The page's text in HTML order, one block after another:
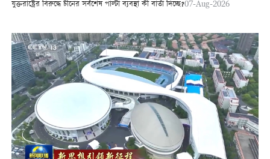
যুক্তরাষ্ট্রের বিরুদ্ধে চীনের সর্বশেষ পাল্টা ব্যবস্থা কী বার্তা দিচ্ছে?07-Aug-2026